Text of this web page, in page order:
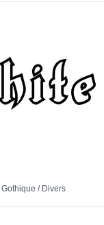
Gothique / Divers